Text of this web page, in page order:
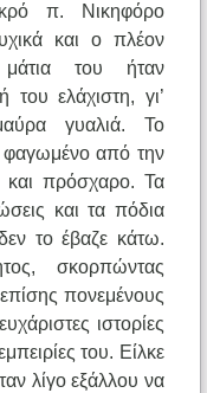
π. Νικηφόρο
και ο πλέον
του ήταν
του ελάχιστη, γι’
γυαλιά. Το
φαγωμένο από την
και πρόσχαρο. Τα
και τα πόδια
το έβαζε κάτω.
σκορπώντας
πονεμένους
ιστορίες
του. Είλκε
λίγο εξάλλου να